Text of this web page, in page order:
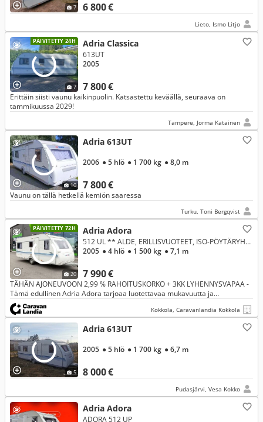
7 6 800 €
Lieto, Ismo Litjo
PÄIVITETTY 24H
7
Adria Classica
7 800 €
613UT
2005
Erittäin siisti vaunu kaikinpuolin. Katsastettu keväällä, seuraava on
tammikuussa 2029!
Tampere, Jorma Katainen
10
Adria 613UT
7 800 €
2006 ● 5 hlö ● 1 700 kg ● 8,0 m
Vaunu on tällä hetkellä kemiön saaressa
Turku, Toni Bergqvist
PÄIVITETTY 72H
20
Adria Adora
7 990 €
512 UL ** ALDE, ERILLISVUOTEET, ISO-PÖYTÄRYHMÄ **
2005 ● 4 hlö ● 1 500 kg ● 7,1 m
TÄHÄN AJONEUVOON 2,99 % RAHOITUSKORKO + 3KK LYHENNYSVAPAA -
Tämä edullinen Adria Adora tarjoaa luotettavaa mukavuutta ja
reissaamisen vapautta fiksuun hintaan! Nauti helposta lomailusta ja
käytännölli
Kokkola, Caravanlandia Kokkola
5
Adria 613UT
8 000 €
2005 ● 5 hlö ● 1 700 kg ● 6,7 m
Pudasjärvi, Vesa Kokko
Adria Adora
ADORA 512 UP